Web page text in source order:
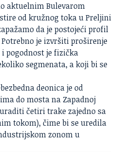
aktuelnim Bulevarom
od kružnog toka u Preljini
da je postojeći profil
je izvršiti proširenje
pogodnost je fizička
segmenata, a koji bi se
deonica je od
do mosta na Zapadnoj
četiri trake zajedno sa
tokom), čime bi se uredila
zonom u